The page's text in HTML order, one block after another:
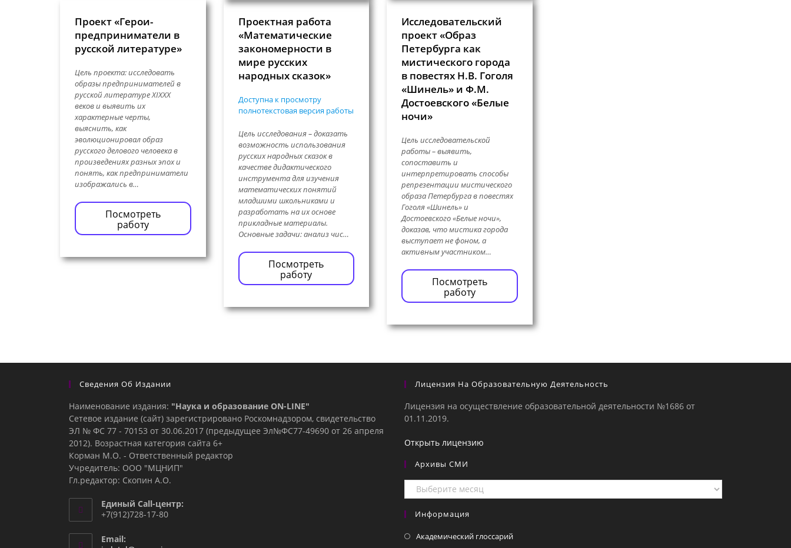
Проект «Герои-
предприниматели в
русской литературе»
Цель проекта: исследовать
образы предпринимателей в
русской литературе XIXXX
веков и выявить их
характерные черты,
выяснить, как
эволюционировал образ
русского делового человека в
произведениях разных эпох и
понять, как предприниматели
изображались в…
Посмотреть
работу
Проектная работа
«Математические
закономерности в
мире русских
народных сказок»
Доступна к просмотру
полнотекстовая версия работы
Цель исследования – доказать
возможность использования
русских народных сказок в
качестве дидактического
инструмента для изучения
математических понятий
младшими школьниками и
разработать на их основе
прикладные материалы.
Основные задачи: анализ чис…
Посмотреть
работу
Исследовательский
проект «Образ
Петербурга как
мистического города
в повестях Н.В. Гоголя
«Шинель» и Ф.М.
Достоевского «Белые
ночи»
Цель исследовательской
работы – выявить,
сопоставить и
интерпретировать способы
репрезентации мистического
образа Петербурга в повестях
Гоголя «Шинель» и
Достоевского «Белые ночи»,
доказав, что мистика города
выступает не фоном, а
активным участником…
Посмотреть
работу
Сведения Об Издании
Наименование издания: "Наука и образование ON-LINE"
Сетевое издание (сайт) зарегистрировано Роскомнадзором, свидетельство
ЭЛ № ФС 77 - 70153 от 30.06.2017 (предыдущее Эл№ФC77-49690 от 26 апреля
2012). Возрастная категория сайта 6+
Корман М.О. - Ответственный редактор
Учредитель: ООО "МЦНИП"
Гл.редактор: Скопин А.О.
Единый Call-центр:
+7(912)728-17-80
Email:
Лицензия На Образовательную Деятельность
Лицензия на осуществление образовательной деятельности №1686 от
01.11.2019.
Открыть лицензию
Архивы СМИ
Архивы
СМИ
Информация
Академический глоссарий